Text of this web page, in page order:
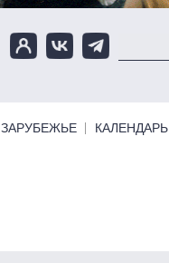
ЗАРУБЕЖЬЕ КАЛЕНДАРЬ